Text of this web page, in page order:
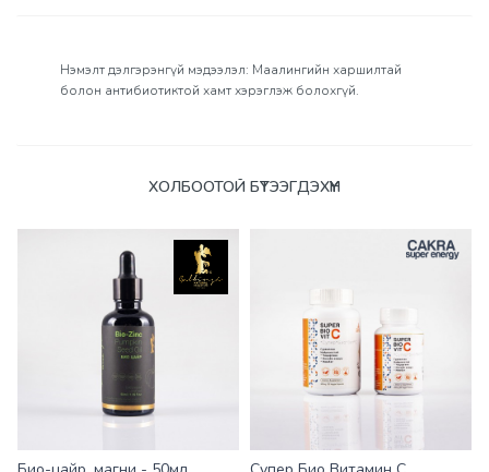
Нэмэлт дэлгэрэнгүй мэдээлэл: Маалингийн харшилтай
болон антибиотиктой хамт хэрэглэж болохгүй.
ХОЛБООТОЙ БҮТЭЭГДЭХҮҮН